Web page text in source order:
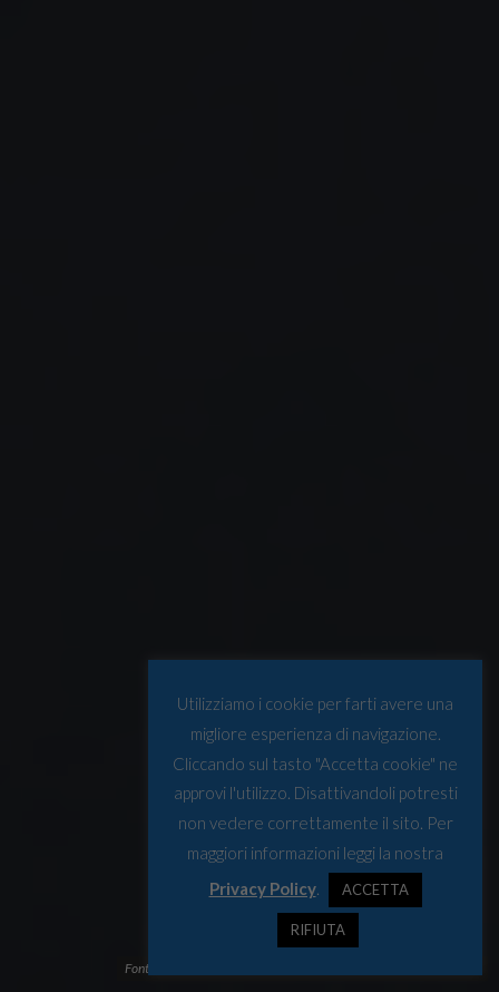
Fonte: www.arcticcircle.org/forums/arctic-circle-greenland-forum
Utilizziamo i cookie per farti avere una
migliore esperienza di navigazione.
Cliccando sul tasto "Accetta cookie" ne
approvi l'utilizzo. Disattivandoli potresti
non vedere correttamente il sito. Per
maggiori informazioni leggi la nostra
Privacy Policy. ACCETTA
RIFIUTA